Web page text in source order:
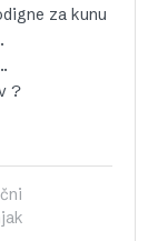
za kunu
?